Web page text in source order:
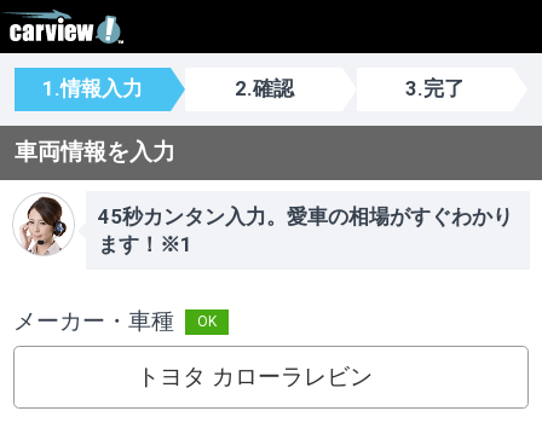
1.情報入力 2.確認 3.完了
車両情報を入力
45秒カンタン入力。愛車の相場がすぐわかり
ます！※1
メーカー・車種
トヨタ カローラレビン